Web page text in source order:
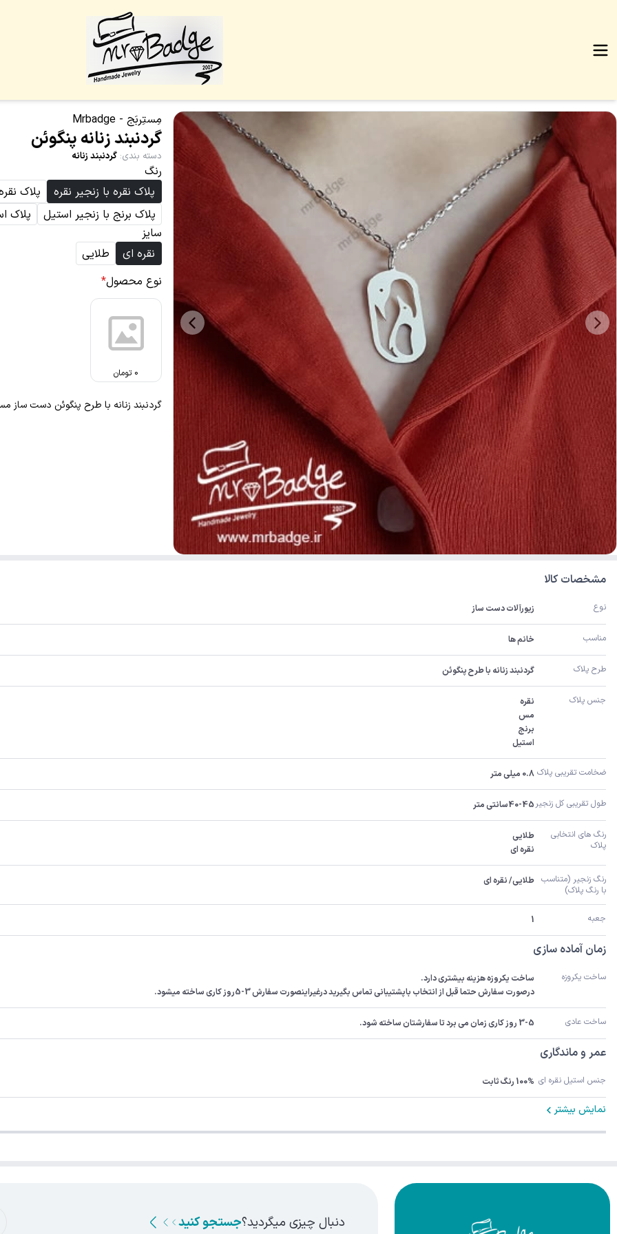
مِستِربَج - Mrbadge
گردنبند زنانه پنگوئن
دسته بندی: گردنبند زنانه
رنگ
پلاک نقره با زنجیر نقره
پلاک
پلاک برنج با زنجیر استیل
پلاک
سایز
نقره ای
طلایی
نوع محصول*
0 تومان
گردنبند زنانه با طرح پنگوئن دست ساز
مشخصات کالا
نوع زیورآلات دست ساز
مناسب خانم ها
طرح پلاک گردنبند زنانه با طرح پنگوئن
جنس پلاک
استیل
ضخامت تقریبی پلاک 0.8 میلی متر
طول تقریبی کل زنجیر 40-45سانتی متر
پلاک
نقره ای
با رنگ پلاک)
طلایی/ نقره ای
جعبه 1
زمان آماده سازی
ساخت یکروزه
درصورت سفارش حتما قبل از انتخاب باپشتیبانی تماس بگیرید درغیراینصورت سفارش 3-5روز کاری ساخته میشود.
ساخت عادی 3-5 روز کاری زمان می برد تا سفارشتان ساخته شود.
عمر و ماندگاری
جنس استیل نقره ای 100% رنگ ثابت
نمایش بیشتر
دنبال چیزی میگردید؟جستجو کنید